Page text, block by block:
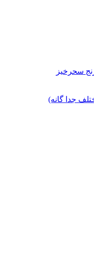
سحرخیز
جدا گانه)